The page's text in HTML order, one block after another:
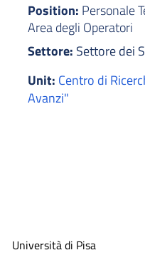
Position: Personale
Area degli Operatori
Settore: Settore dei
Unit: Centro di
Avanzi"
Università di Pisa